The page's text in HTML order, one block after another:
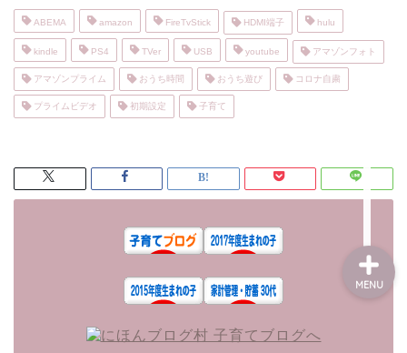
ABEMA amazon FireTvStick HDMI端子 hulu
kindle PS4 TVer USB youtube アマゾンフォト
アマゾンプライム おうち時間 おうち遊び コロナ自粛
プライムビデオ 初期設定 子育て
MENU
ファミリーキャンプ
子育て体験記
知育